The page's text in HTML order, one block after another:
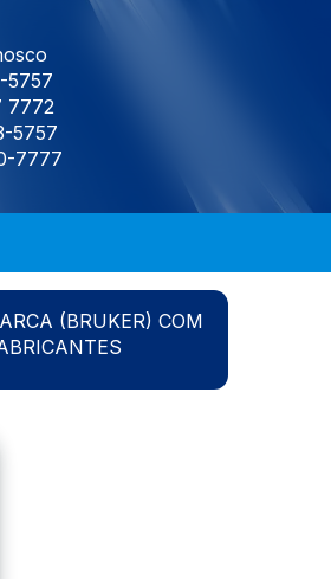
5757
7772
5757
7777
(BRUKER) COM